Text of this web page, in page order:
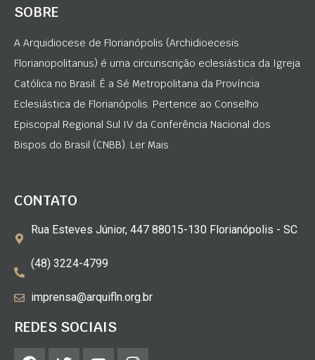
SOBRE
A Arquidiocese de Florianópolis (Archidioecesis
Florianopolitanus) é uma circunscrição eclesiástica da Igreja
Católica no Brasil. É a Sé Metropolitana da Província
Eclesiástica de Florianópolis. Pertence ao Conselho
Episcopal Regional Sul IV da Conferência Nacional dos
Bispos do Brasil (CNBB). Ler Mais
CONTATO
Rua Esteves Júnior, 447 88015-130 Florianópolis - SC
(48) 3224-4799
imprensa@arquifln.org.br
REDES SOCIAIS